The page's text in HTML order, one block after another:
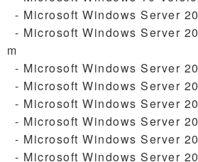
- Microsoft Windows Server
- Microsoft Windows Server
m
- Microsoft Windows Server
- Microsoft Windows Server
- Microsoft Windows Server
- Microsoft Windows Server
- Microsoft Windows Server
- Microsoft Windows Server